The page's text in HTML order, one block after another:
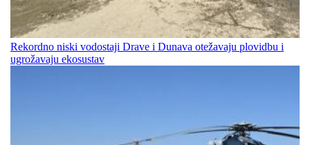
Rekordno niski vodostaji Drave i Dunava otežavaju plovidbu i
ugrožavaju ekosustav